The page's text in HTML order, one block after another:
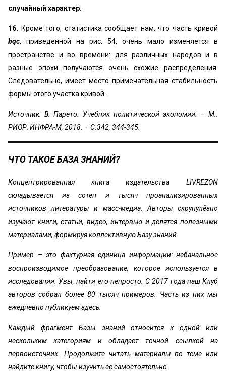
случайный характер.
16. Кроме того, статистика сообщает нам, что часть кривой
bqc, приведенной на рис. 54, очень мало изменяется в
пространстве и во времени: для различных народов и в
разные эпохи получаются очень схожие распределения.
Следовательно, имеет место примечательная стабильность
формы этого участка кривой.
Источник: В. Парето. Учебник политической экономии. – М.:
РИОР: ИНФРА-М, 2018. – С.342, 344-345.
ЧТО ТАКОЕ БАЗА ЗНАНИЙ?
Концентрированная книга издательства LIVREZON
складывается из сотен и тысяч проанализированных
источников литературы и масс-медиа. Авторы скрупулёзно
изучают книги, статьи, видео, интервью и делятся полезными
материалами, формируя коллективную Базу знаний.
Пример – это фактурная единица информации: небанальное
воспроизводимое преобразование, которое используется в
исследовании. Увы, найти его непросто. С 2017 года наш Клуб
авторов собрал более 80 тысяч примеров. Часть из них мы
ежедневно публикуем здесь.
Каждый фрагмент Базы знаний относится к одной или
нескольким категориям и обладает точной ссылкой на
первоисточник. Продолжите читать материалы по теме или
найдите книгу, чтобы изучить её самостоятельно.